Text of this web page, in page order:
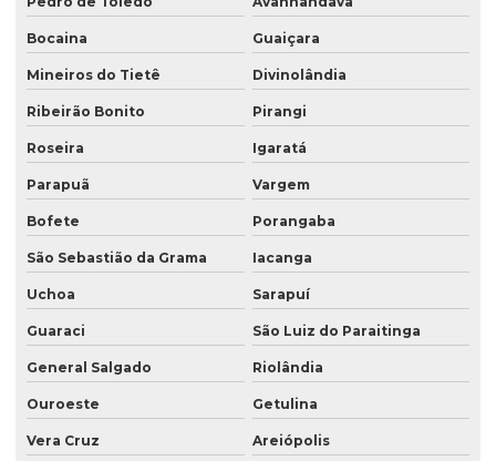
Bocaina Guaiçara
Mineiros do Tietê Divinolândia
Ribeirão Bonito Pirangi
Roseira Igaratá
Parapuã Vargem
Bofete Porangaba
São Sebastião da Grama Iacanga
Uchoa Sarapuí
Guaraci São Luiz do Paraitinga
General Salgado Riolândia
Ouroeste Getulina
Vera Cruz Areiópolis